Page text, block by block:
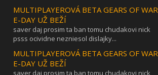
MULTIPLAYEROVÁ BETA GEARS OF WAR
E-DAY UŽ BEŽÍ
saver daj prosim ta ban tomu chudakovi nick
psss ocividne nezniesol dislajky...
MULTIPLAYEROVÁ BETA GEARS OF WAR
E-DAY UŽ BEŽÍ
saver daj prosim ta ban tomu chudakovi nick